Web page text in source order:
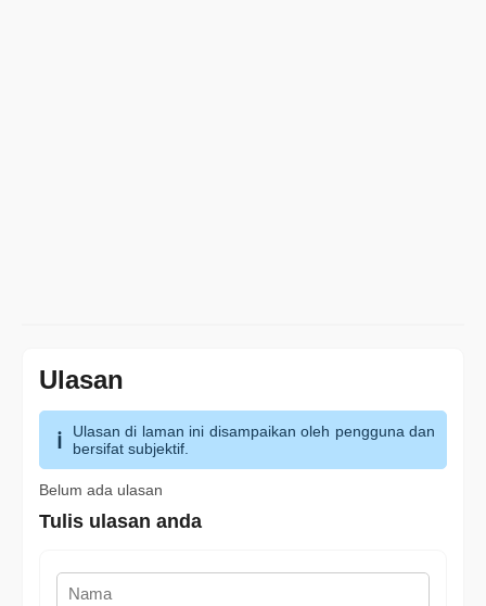
Ulasan
Ulasan di laman ini disampaikan oleh pengguna dan
bersifat subjektif.
Belum ada ulasan
Tulis ulasan anda